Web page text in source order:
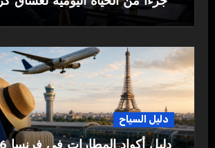
دليل السياح